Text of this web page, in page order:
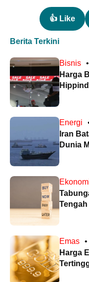
👍 Like
Berita Terkini
Bisnis •
Harga
Energi
Iran
Dunia
Emas •
Harga